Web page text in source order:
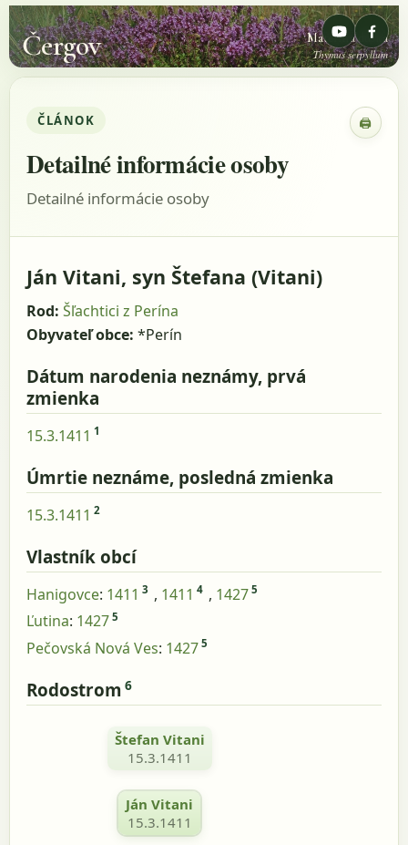
Čergov Materina dúška
Thymus serpyllum
ČLÁNOK 🖨
Detailné informácie osoby
Detailné informácie osoby
Ján Vitani, syn Štefana (Vitani)
Rod: Šľachtici z Perína
Obyvateľ obce: *Perín
Dátum narodenia neznámy, prvá
zmienka
15.3.1411 1
Úmrtie neznáme, posledná zmienka
15.3.1411 2
Vlastník obcí
Hanigovce: 1411 3 , 1411 4 , 1427 5
Ľutina: 1427 5
Pečovská Nová Ves: 1427 5
Rodostrom 6
Štefan Vitani
15.3.1411
Ján Vitani
15.3.1411